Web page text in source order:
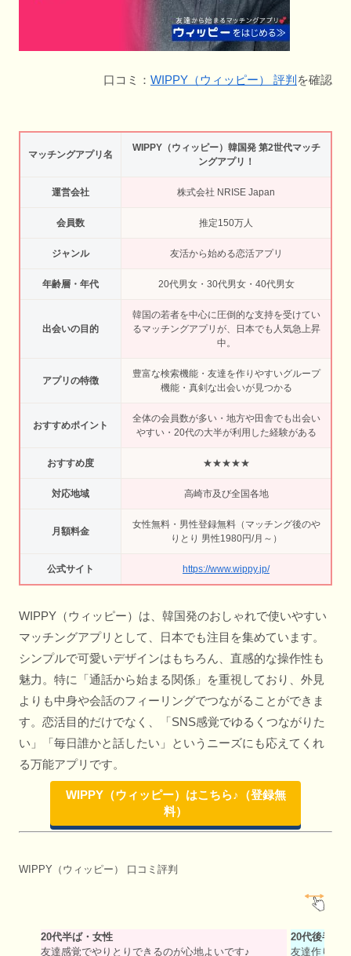
口コミ： WIPPY（ウィッピー） 評判 を確認
マッチングアプリ名
WIPPY（ウィッピー）韓国発 第2世代マッチ
ングアプリ！
運営会社 ​株式会社 NRISE Japan
会員数 推定150万人
ジャンル 友活から始める恋活アプリ
年齢層・年代 20代男女・30代男女・40代男女
出会いの目的
韓国の若者を中心に圧倒的な支持を受けてい
るマッチングアプリが、日本でも人気急上昇
中。
アプリの特徴
豊富な検索機能・友達を作りやすいグループ
機能・真剣な出会いが見つかる
おすすめポイント
全体の会員数が多い・地方や田舎でも出会い
やすい・20代の大半が利用した経験がある
おすすめ度 ★★★★★
対応地域 高崎市及び全国各地
月額料金
女性無料・男性登録無料（マッチング後のや
りとり 男性1980円/月～）
公式サイト https://www.wippy.jp/
WIPPY（ウィッピー）は、韓国発のおしゃれで使いやすい
マッチングアプリとして、日本でも注目を集めています。
シンプルで可愛いデザインはもちろん、直感的な操作性も
魅力。特に「通話から始まる関係」を重視しており、外見
よりも中身や会話のフィーリングでつながることができま
す。恋活目的だけでなく、「SNS感覚でゆるくつながりた
い」「毎日誰かと話したい」というニーズにも応えてくれ
る万能アプリです。
WIPPY（ウィッピー）はこちら♪（登録無
料）
WIPPY（ウィッピー） 口コミ評判
20代半ば・女性
友達感覚でやりとりできるのが心地よいです♪
20代後半・
友達作り目